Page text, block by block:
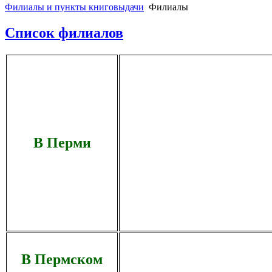
Филиалы и пункты книговыдачи Филиалы
Список филиалов
В Перми
В Пермском